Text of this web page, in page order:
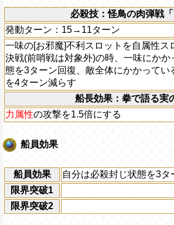
必殺技：怪鳥の肉弾戦「
発動ターン：15→11ターン
一味の[お邪魔]不利スロットを自属性ス
決戦(前哨戦は対象外)の時、一味にかか
態を3ターン回復、敵全体にかかってい
を4ターン減らす
船長効果：拳で語る実
力属性の攻撃を1.5倍にする
船員効果
船員効果
自分は必殺封じ状態を3タ
限界突破1
限界突破2